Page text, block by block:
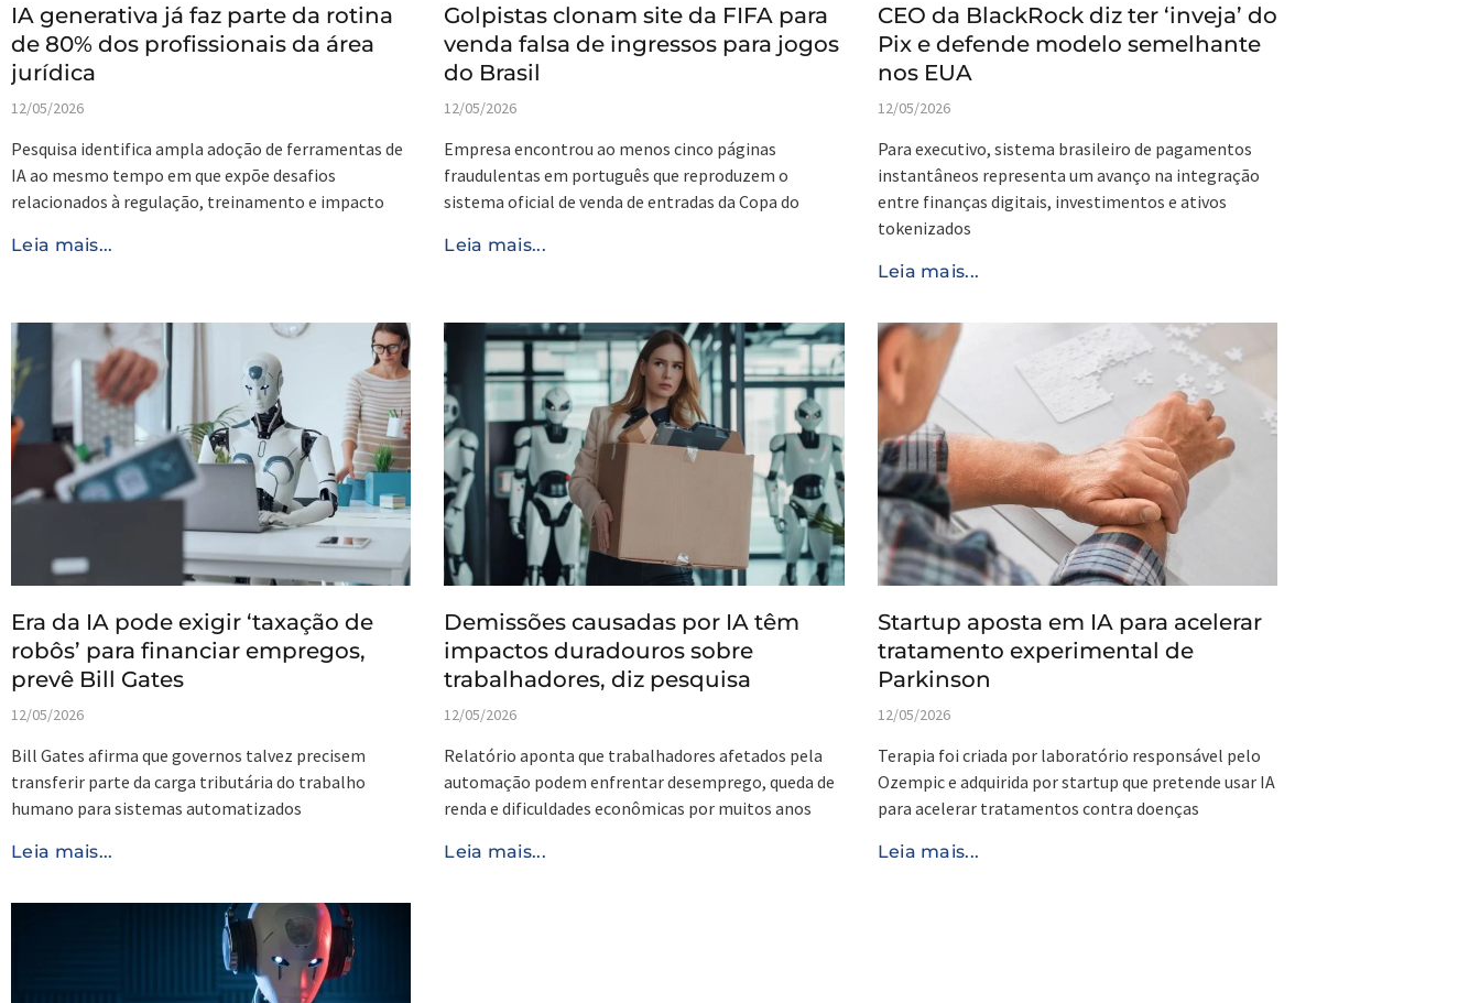
IA generativa já faz parte da rotina
de 80% dos profissionais da área
jurídica
12/05/2026
Pesquisa identifica ampla adoção de ferramentas de
IA ao mesmo tempo em que expõe desafios
relacionados à regulação, treinamento e impacto
Leia mais...
Golpistas clonam site da FIFA para
venda falsa de ingressos para jogos
do Brasil
12/05/2026
Empresa encontrou ao menos cinco páginas
fraudulentas em português que reproduzem o
sistema oficial de venda de entradas da Copa do
Leia mais...
CEO da BlackRock diz ter ‘inveja’ do
Pix e defende modelo semelhante
nos EUA
12/05/2026
Para executivo, sistema brasileiro de pagamentos
instantâneos representa um avanço na integração
entre finanças digitais, investimentos e ativos
tokenizados
Leia mais...
Era da IA pode exigir ‘taxação de
robôs’ para financiar empregos,
prevê Bill Gates
12/05/2026
Bill Gates afirma que governos talvez precisem
transferir parte da carga tributária do trabalho
humano para sistemas automatizados
Leia mais...
Demissões causadas por IA têm
impactos duradouros sobre
trabalhadores, diz pesquisa
12/05/2026
Relatório aponta que trabalhadores afetados pela
automação podem enfrentar desemprego, queda de
renda e dificuldades econômicas por muitos anos
Leia mais...
Startup aposta em IA para acelerar
tratamento experimental de
Parkinson
12/05/2026
Terapia foi criada por laboratório responsável pelo
Ozempic e adquirida por startup que pretende usar IA
para acelerar tratamentos contra doenças
Leia mais...